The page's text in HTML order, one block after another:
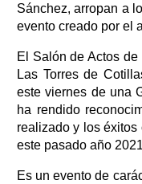
Sánchez, arropan a
evento creado por el
El Salón de Actos
Las Torres de
este viernes de una
ha rendido
realizado y los
este pasado año
Es un evento de